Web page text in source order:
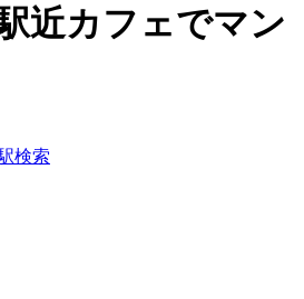
近カフェでマン
検索